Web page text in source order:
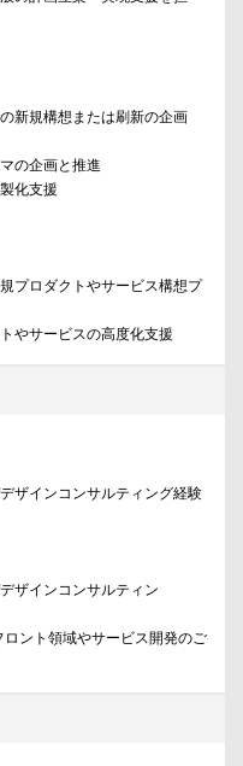
新規構想または刷新の企画
の企画と推進
化支援
プロダクトやサービス構想プ
やサービスの高度化支援
ザインコンサルティング経験
ザインコンサルティン
ロント領域やサービス開発のご